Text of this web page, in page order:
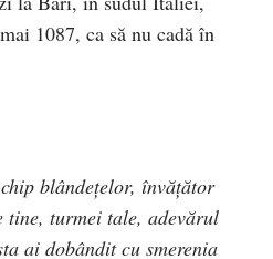
1087, ca să nu cadă în
blândeţelor, învăţător
turmei tale, adevărul
ai dobândit cu smerenia